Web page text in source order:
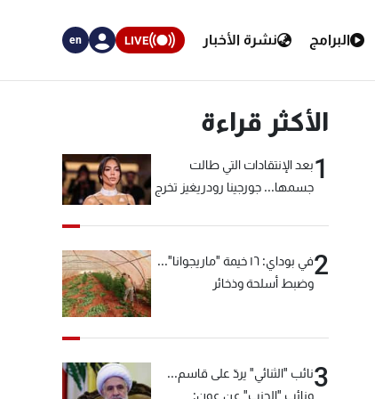
البرامج نشرة الأخبار LIVE
en
الأكثر قراءة
1بعد الإنتقادات التي طالت
جسمها... جورجينا رودريغيز تخرج
2
في بوداي: ١٦ خيمة "ماريجوانا"...
وضبط أسلحة وذخائر
3نائب "الثنائي" يردّ على قاسم...
ونائب "الحزب" عن عون: